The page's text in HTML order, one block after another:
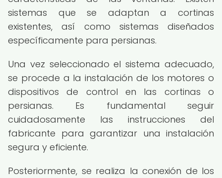
sistemas que se adaptan a cortinas
existentes, así como sistemas diseñados
específicamente para persianas.
Una vez seleccionado el sistema adecuado,
se procede a la instalación de los motores o
dispositivos de control en las cortinas o
persianas. Es fundamental seguir
cuidadosamente las instrucciones del
fabricante para garantizar una instalación
segura y eficiente.
Posteriormente, se realiza la conexión de los